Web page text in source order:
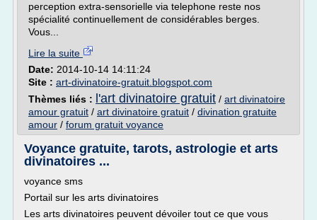
perception extra-sensorielle via telephone reste nos
spécialité continuellement de considérables berges.
Vous...
Lire la suite
Date: 2014-10-14 14:11:24
Site : art-divinatoire-gratuit.blogspot.com
Thèmes liés :
l'art divinatoire gratuit / art divinatoire
amour gratuit / art divinatoire gratuit / divination gratuite
amour / forum gratuit voyance
Voyance gratuite, tarots, astrologie et arts
divinatoires ...
voyance sms
Portail sur les arts divinatoires
Les arts divinatoires peuvent dévoiler tout ce que vous